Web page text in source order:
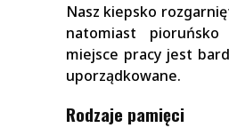
Nasz kiepsko
natomiast
miejsce pracy jest
uporządkowane.
Rodzaje pamięci